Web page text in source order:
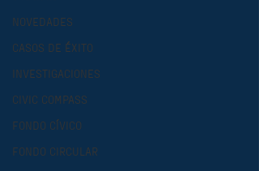
NOVEDADES
CASOS DE ÉXITO
INVESTIGACIONES
CIVIC COMPASS
FONDO CÍVICO
FONDO CIRCULAR